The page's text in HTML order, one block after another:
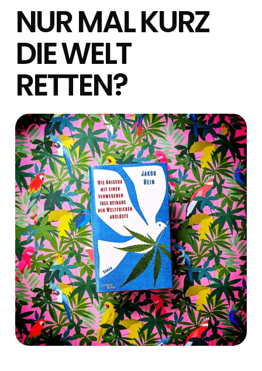
NUR MAL KURZ
DIE WELT
RETTEN?